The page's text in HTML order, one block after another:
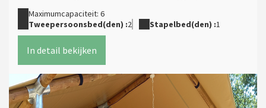
Maximumcapaciteit: 6
Tweepersoonsbed(den) :2 Stapelbed(den) :1
In detail bekijken